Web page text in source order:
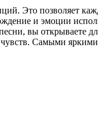
Это позволяет
и эмоции
вы открываете
чувств. Самыми